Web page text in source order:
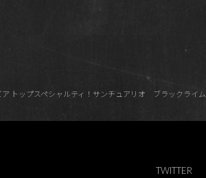
トップスペシャルティ！サンチュアリオ ブラックライ
TWITTER